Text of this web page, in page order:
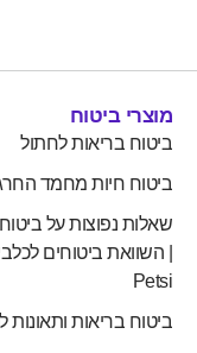
מוצרי ביטוח
ביטוח בריאות לחתול
ביטוח חיות מחמד
שאלות נפוצות על
| השוואת ביטוחים
Petsi
ביטוח בריאות ותאונות